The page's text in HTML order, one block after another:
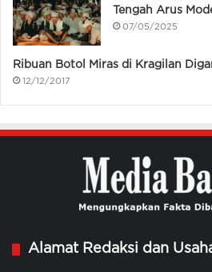
Tengah Arus
07/05/2025
Ribuan Botol Miras di Kragilan
12/12/2017
Alamat Redaksi dan